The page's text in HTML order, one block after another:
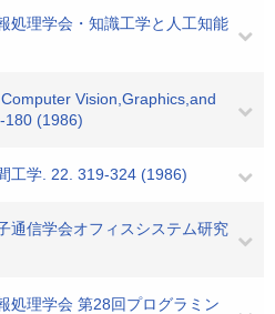
処理学会・知識工学と人工知能
Vision,Graphics,and
180 (1986)
工学. 22. 319-324 (1986)
通信学会オフィスシステム研究
処理学会 第28回プログラミン